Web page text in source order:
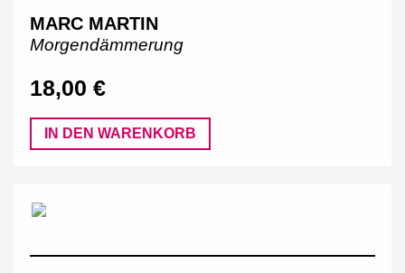
MARC MARTIN
Morgendämmerung
18,00 €
IN DEN WARENKORB